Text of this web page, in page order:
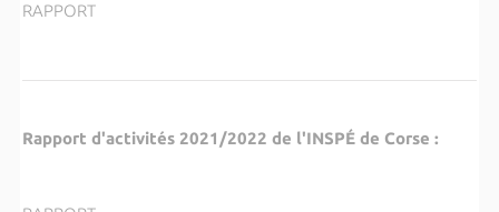
RAPPORT
Rapport d'activités 2021/2022 de l'INSPÉ de Corse :